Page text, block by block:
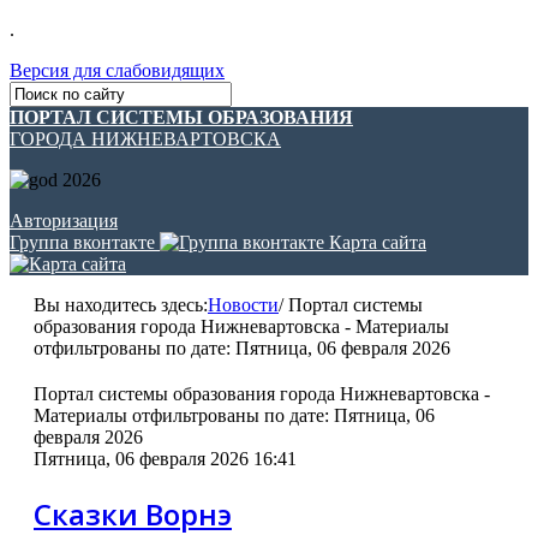
.
Версия для слабовидящих
ПОРТАЛ СИСТЕМЫ ОБРАЗОВАНИЯ
ГОРОДА НИЖНЕВАРТОВСКА
Авторизация
Группа вконтакте
Карта сайта
Вы находитесь здесь:Новости/Портал системы
образования города Нижневартовска - Материалы
отфильтрованы по дате: Пятница, 06 февраля 2026
Портал системы образования города Нижневартовска -
Материалы отфильтрованы по дате: Пятница, 06
февраля 2026
Пятница, 06 февраля 2026 16:41
Сказки Ворнэ